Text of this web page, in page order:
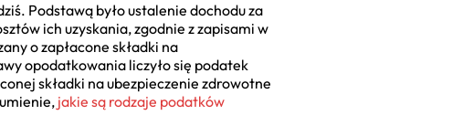
Podstawą było ustalenie dochodu za
ich uzyskania, zgodnie z zapisami w
o zapłacone składki na
opodatkowania liczyło się podatek
składki na ubezpieczenie zdrowotne
jakie są rodzaje podatków